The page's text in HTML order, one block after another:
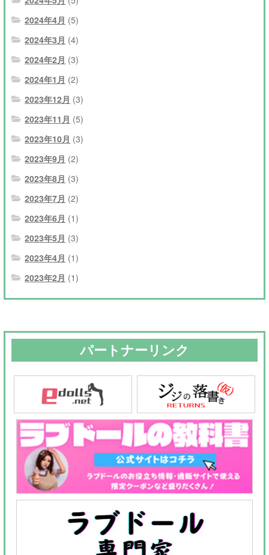
2024年4月 (5)
2024年3月 (4)
2024年2月 (3)
2024年1月 (2)
2023年12月 (3)
2023年11月 (5)
2023年10月 (3)
2023年9月 (2)
2023年8月 (3)
2023年7月 (2)
2023年6月 (1)
2023年5月 (3)
2023年4月 (1)
2023年2月 (1)
パートナーリンク